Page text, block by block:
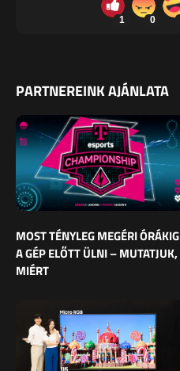
1 0
PARTNEREINK AJÁNLATA
MOST TÉNYLEG MEGÉRI ÓRÁKIG
A GÉP ELŐTT ÜLNI – MUTATJUK,
MIÉRT